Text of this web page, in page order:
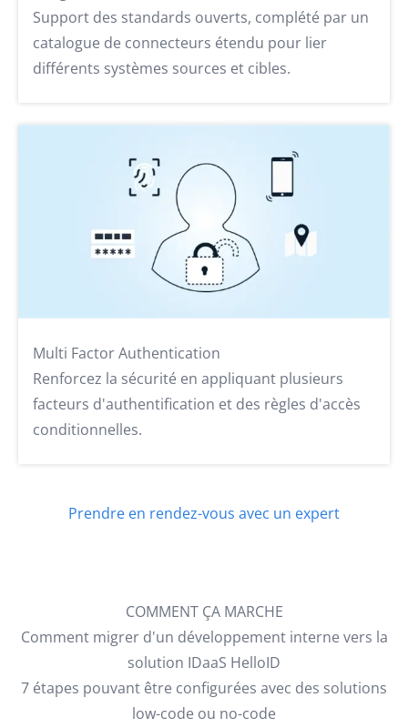
Support des standards ouverts, complété par un
catalogue de connecteurs étendu pour lier
différents systèmes sources et cibles.
Multi Factor Authentication
Renforcez la sécurité en appliquant plusieurs
facteurs d'authentification et des règles d'accès
conditionnelles.
Prendre en rendez-vous avec un expert
COMMENT ÇA MARCHE
Comment migrer d'un développement interne vers la
solution IDaaS HelloID
7 étapes pouvant être configurées avec des solutions
low-code ou no-code